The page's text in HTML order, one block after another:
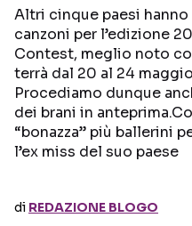
GOSSIP E CURIOSITÀ
Altri cinque paesi
canzoni per l’edizione
Contest, meglio noto
terrà dal 20 al 24
Procediamo dunque
dei brani in
“bonazza” più ballerini
l’ex miss del suo paese
di REDAZIONE BLOGO